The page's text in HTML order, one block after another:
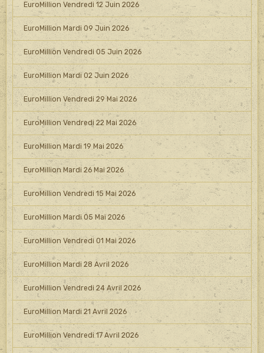
EuroMillion Vendredi 12 Juin 2026
EuroMillion Mardi 09 Juin 2026
EuroMillion Vendredi 05 Juin 2026
EuroMillion Mardi 02 Juin 2026
EuroMillion Vendredi 29 Mai 2026
EuroMillion Vendredi 22 Mai 2026
EuroMillion Mardi 19 Mai 2026
EuroMillion Mardi 26 Mai 2026
EuroMillion Vendredi 15 Mai 2026
EuroMillion Mardi 05 Mai 2026
EuroMillion Vendredi 01 Mai 2026
EuroMillion Mardi 28 Avril 2026
EuroMillion Vendredi 24 Avril 2026
EuroMillion Mardi 21 Avril 2026
EuroMillion Vendredi 17 Avril 2026